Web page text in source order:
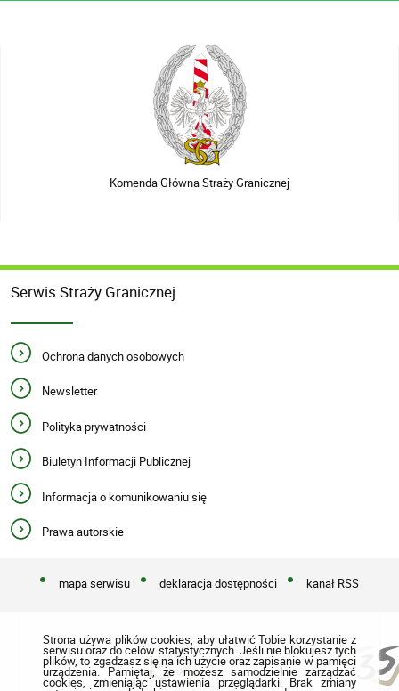
Komenda Główna Straży Granicznej
Serwis Straży Granicznej
Ochrona danych osobowych
Newsletter
Polityka prywatności
Biuletyn Informacji Publicznej
Informacja o komunikowaniu się
Prawa autorskie
mapa serwisu deklaracja dostępności kanał RSS
Strona używa plików cookies, aby ułatwić Tobie korzystanie z
serwisu oraz do celów statystycznych. Jeśli nie blokujesz tych
plików, to zgadzasz się na ich użycie oraz zapisanie w pamięci
urządzenia. Pamiętaj, że możesz samodzielnie zarządzać
cookies, zmieniając ustawienia przeglądarki. Brak zmiany